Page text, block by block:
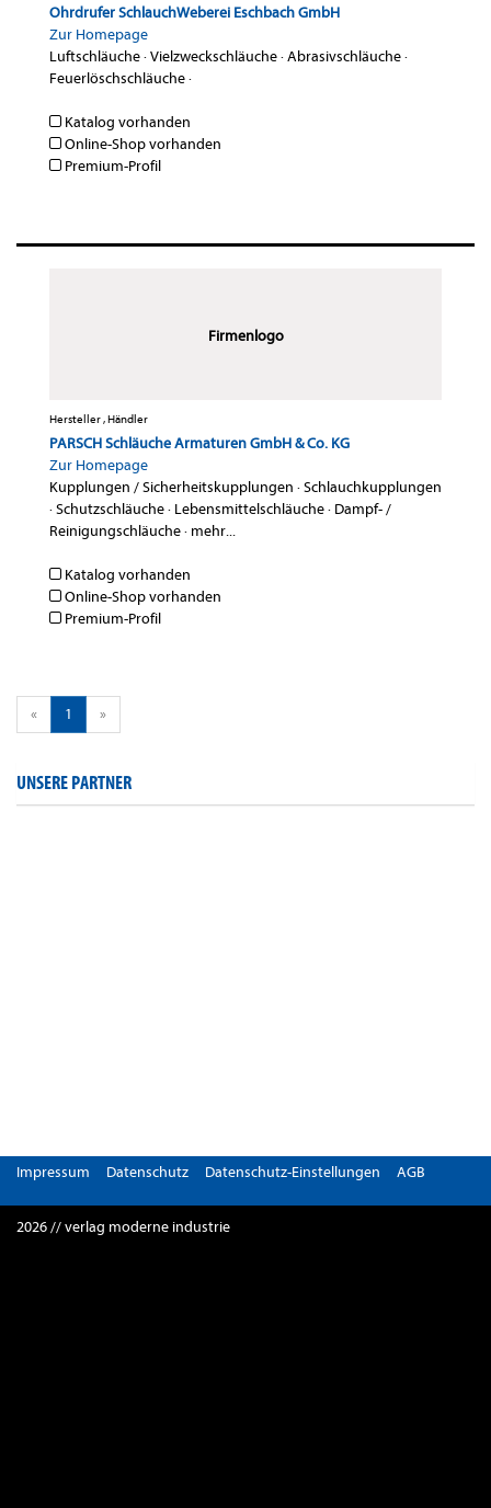
Ohrdrufer SchlauchWeberei Eschbach GmbH
Zur Homepage
Luftschläuche·Vielzweckschläuche·Abrasivschläuche·
Feuerlöschschläuche·
Katalog vorhanden
Online-Shop vorhanden
Premium-Profil
Firmenlogo
Hersteller , Händler
PARSCH Schläuche Armaturen GmbH & Co. KG
Zur Homepage
Kupplungen / Sicherheitskupplungen ·Schlauchkupplungen
·Schutzschläuche· Lebensmittelschläuche· Dampf- /
Reinigungschläuche· mehr...
Katalog vorhanden
Online-Shop vorhanden
Premium-Profil
« 1 »
UNSERE PARTNER
Impressum Datenschutz Datenschutz-Einstellungen AGB
2026 // verlag moderne industrie